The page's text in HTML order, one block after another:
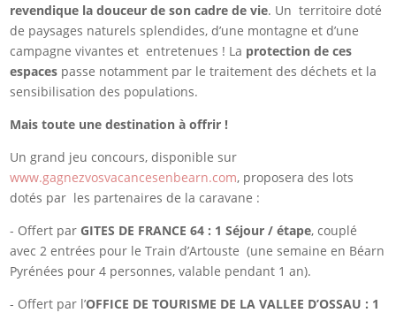
revendique la douceur de son cadre de vie. Un territoire doté
de paysages naturels splendides, d’une montagne et d’une
campagne vivantes et entretenues ! La protection de ces
espaces passe notamment par le traitement des déchets et la
sensibilisation des populations.
Mais toute une destination à offrir !
Un grand jeu concours, disponible sur
www.gagnezvosvacancesenbearn.com, proposera des lots
dotés par les partenaires de la caravane :
- Offert parGITES DE FRANCE 64 : 1 Séjour / étape, couplé
avec 2 entrées pour le Train d’Artouste (une semaine en Béarn
Pyrénées pour 4 personnes, valable pendant 1 an).
- Offert par l’OFFICE DE TOURISME DE LA VALLEE D’OSSAU : 1